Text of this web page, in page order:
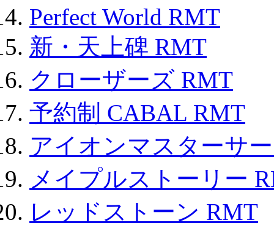
Perfect World RMT
新・天上碑 RMT
クローザーズ RMT
予約制 CABAL RMT
アイオンマスターサ
メイプルストーリー
レッドストーン RMT